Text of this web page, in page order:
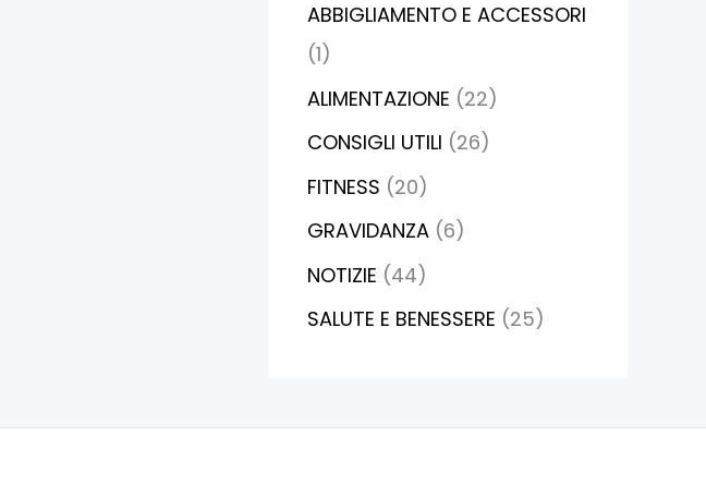
ABBIGLIAMENTO E ACCESSORI
(1)
ALIMENTAZIONE (22)
CONSIGLI UTILI (26)
FITNESS (20)
GRAVIDANZA (6)
NOTIZIE (44)
SALUTE E BENESSERE (25)